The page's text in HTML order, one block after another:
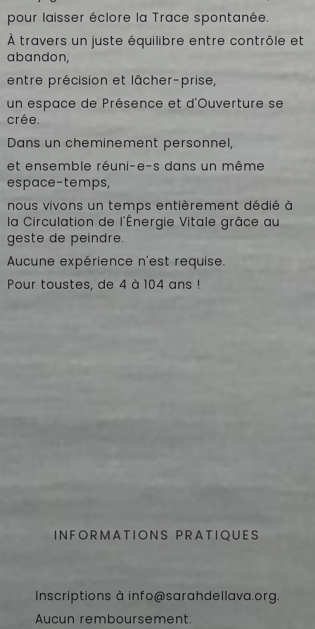
pour laisser éclore la Trace spontanée.
À travers un juste équilibre entre contrôle et
abandon,
entre précision et lâcher-prise,
un espace de Présence et d'Ouverture se
crée.
Dans un cheminement personnel,
et ensemble réuni-e-s dans un même
espace-temps,
nous vivons un temps entièrement dédié à
la Circulation de l'Énergie Vitale grâce au
geste de peindre.
Aucune expérience n'est requise.
Pour toustes, de 4 à 104 ans !
INFORMATIONS PRATIQUES
Inscriptions à info@sarahdellava.org.
Aucun remboursement.